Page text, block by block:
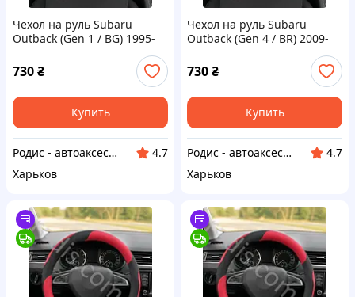
Чехол на руль Subaru
Outback (Gen 1 / BG) 1995-
оплетка руля Субару Аутбек
730₴
Купить
Родис - автоаксессуары и запасные части
4.7
Харьков
Чехол на руль Subaru
Outback (Gen 4 / BR) 2009-
оплетка руля Субару Аутбек
4
730₴
Купить
Родис - автоаксессуары и запасные части
4.7
Харьков